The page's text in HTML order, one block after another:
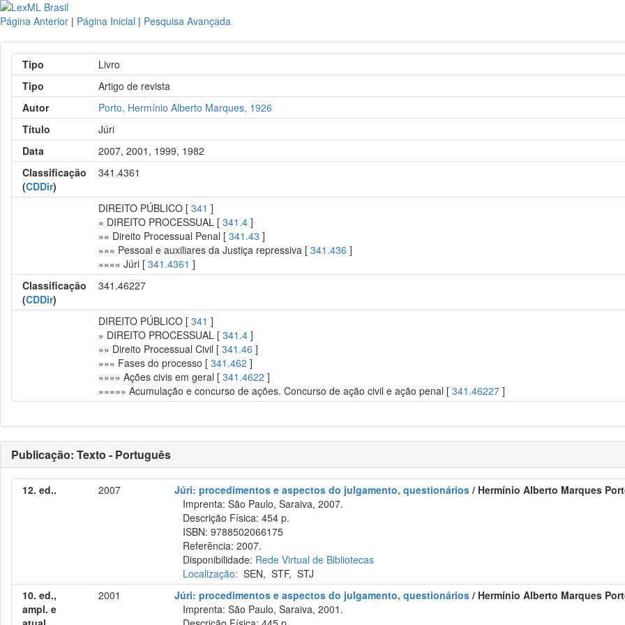
Página Anterior | Página Inicial | Pesquisa Avançada
Tipo
Livro
Tipo
Artigo de revista
Autor
Porto, Hermínio Alberto Marques, 1926
Título
Júri
Data
2007, 2001, 1999, 1982
Classificação
(CDDir)
341.4361
DIREITO PÚBLICO [341 ]
» DIREITO PROCESSUAL [341.4 ]
»» Direito Processual Penal [341.43 ]
»»» Pessoal e auxiliares da Justiça repressiva [341.436 ]
»»»» Júri [341.4361 ]
Classificação
(CDDir)
341.46227
DIREITO PÚBLICO [341 ]
» DIREITO PROCESSUAL [341.4 ]
»» Direito Processual Civil [341.46 ]
»»» Fases do processo [341.462 ]
»»»» Ações civis em geral [341.4622 ]
»»»»» Acumulação e concurso de ações. Concurso de ação civil e ação penal [341.46227 ]
Publicação: Texto - Português
12. ed.. 2007 Júri: procedimentos e aspectos do julgamento, questionários / Hermínio Alberto Marques
Imprenta: São Paulo, Saraiva, 2007.
Descrição Física: 454 p.
ISBN: 9788502066175
Referência: 2007.
Disponibilidade: Rede Virtual de Bibliotecas
Localização: SEN,STF,STJ
10. ed.,
ampl. e
2001 Júri: procedimentos e aspectos do julgamento, questionários / Hermínio Alberto Marques
Imprenta: São Paulo, Saraiva, 2001.